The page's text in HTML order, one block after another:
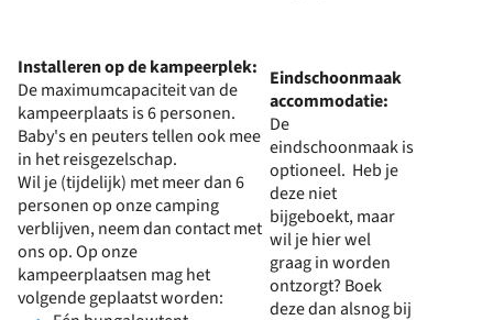
Installeren op de kampeerplek:
De maximumcapaciteit van de
kampeerplaats is 6 personen.
Baby's en peuters tellen ook mee
in het reisgezelschap.
Wil je (tijdelijk) met meer dan 6
personen op onze camping
verblijven, neem dan contact met
ons op. Op onze
kampeerplaatsen mag het
volgende geplaatst worden:
Eindschoonmaak
accommodatie:
De
eindschoonmaak is
optioneel. Heb je
deze niet
bijgeboekt, maar
wil je hier wel
graag in worden
ontzorgt? Boek
deze dan alsnog bij